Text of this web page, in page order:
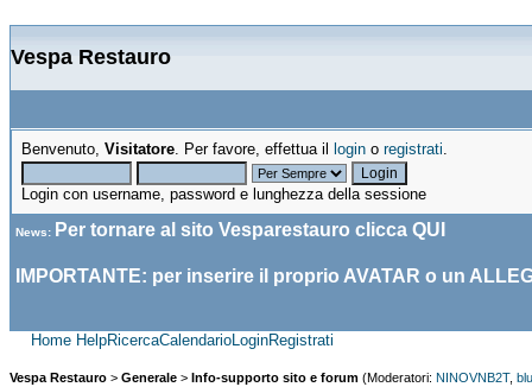
Vespa Restauro
Benvenuto, Visitatore. Per favore, effettua il login o registrati.
Login con username, password e lunghezza della sessione
News: Per tornare al sito Vesparestauro clicca QUI
IMPORTANTE: per inserire il proprio AVATAR o un
Home HelpRicercaCalendarioLoginRegistrati
Vespa Restauro > Generale > Info-supporto sito e forum (Moderatori: NINOVNB2T,